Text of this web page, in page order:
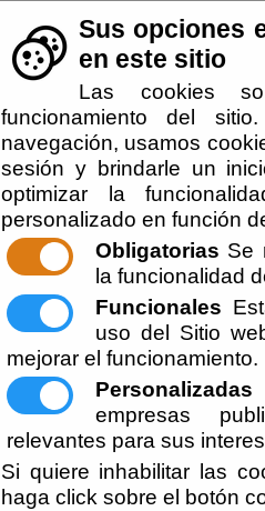
Sus opciones
en este sitio
Las cookies
funcionamiento del
navegación, usamos
sesión y brindarle un
optimizar la
personalizado en función
Obligatorias Se
la funcionalidad
Funcionales
uso del Sitio
mejorar el funcionamiento.
Personalizadas
empresas
relevantes para sus
Si quiere inhabilitar las
haga click sobre el botón
Usted se encuentra aquí:Inicio //
Escuchar
TALLARINES
Antigua comida de invierno, ya casi
aplastada con rodillo sobre la mesa,
troceadas, tocino picado y longaniza;
cuando está hirviendo se añaden los
"andrajos")